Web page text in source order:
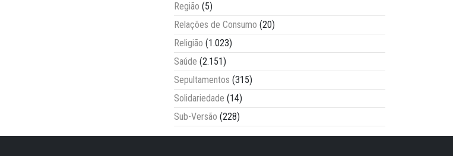
Região (5)
Relações de Consumo (20)
Religião (1.023)
Saúde (2.151)
Sepultamentos (315)
Solidariedade (14)
Sub-Versão (228)